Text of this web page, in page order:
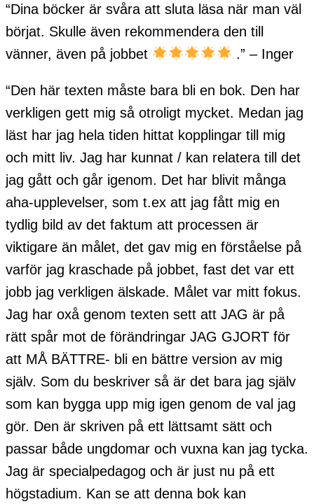
“Dina böcker är svåra att sluta läsa när man väl
börjat. Skulle även rekommendera den till
vänner, även på jobbet
.” – Inger
“Den här texten måste bara bli en bok. Den har
verkligen gett mig så otroligt mycket. Medan jag
läst har jag hela tiden hittat kopplingar till mig
och mitt liv. Jag har kunnat / kan relatera till det
jag gått och går igenom. Det har blivit många
aha-upplevelser, som t.ex att jag fått mig en
tydlig bild av det faktum att processen är
viktigare än målet, det gav mig en förståelse på
varför jag kraschade på jobbet, fast det var ett
jobb jag verkligen älskade. Målet var mitt fokus.
Jag har oxå genom texten sett att JAG är på
rätt spår mot de förändringar JAG GJORT för
att MÅ BÄTTRE- bli en bättre version av mig
själv. Som du beskriver så är det bara jag själv
som kan bygga upp mig igen genom de val jag
gör. Den är skriven på ett lättsamt sätt och
passar både ungdomar och vuxna kan jag tycka.
Jag är specialpedagog och är just nu på ett
högstadium. Kan se att denna bok kan